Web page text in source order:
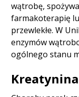
wątrobę,
farmakoterapię
przewlekłe. W
enzymów
ogólnego stanu